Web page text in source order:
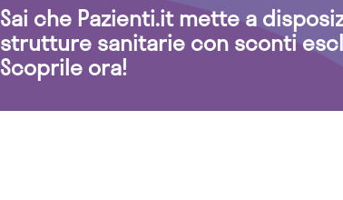
Sai che Pazienti.it mette a
strutture sanitarie con sconti
Scoprile ora!